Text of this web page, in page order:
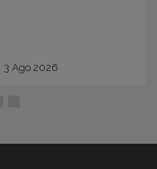
3 Ago 2026